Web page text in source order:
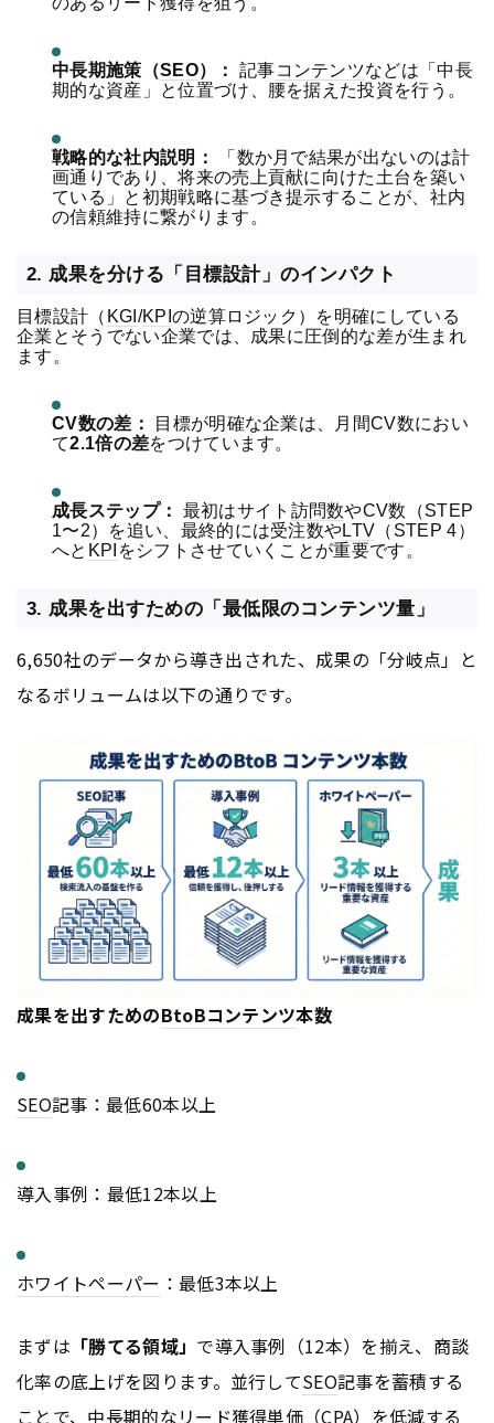
中長期施策（SEO）： 記事コンテンツなどは「中長
期的な資産」と位置づけ、腰を据えた投資を行う。
戦略的な社内説明：
「数か月で結果が出ないのは計
画通りであり、将来の売上貢献に向けた土台を築い
ている」と初期戦略に基づき提示することが、社内
の信頼維持に繋がります。
2. 成果を分ける「目標設計」のインパクト
目標設計（ KGI /KPI の逆算ロジック）を明確にしている
企業とそうでない企業では、成果に圧倒的な差が生まれ
ます。
CV数の差：
目標が明確な企業は、月間CV数におい
て2.1倍の差をつけています。
成長ステップ： 最初はサイト 訪問数やCV数（STEP
1〜2）を追い、最終的には受注数やLTV （STEP 4）
へと KPI をシフトさせていくことが重要です。
3. 成果を出すための「最低限のコンテンツ量」
6,650社のデータから導き出された、成果の「分岐点」と
なるボリュームは以下の通りです。
成果を出すためのBtoBコンテンツ本数
SEO記事：最低60本以上
導入事例：最低12本以上
ホワイトペーパー ：最低3本以上
まずは 「勝てる領域」 で導入事例（12本）を揃え、商談
化率の底上げを図ります。並行してSEO記事を蓄積する
ことで、中長期的なリード獲得単価 （CPA）を低減する